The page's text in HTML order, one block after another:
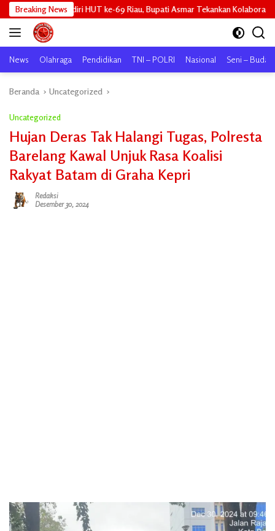
Langsung
ke
konten
Breaking News
HUT ke-69 Riau, Bupati Asmar Tekankan Kolaborasi dan Pemerataan
News Olahraga Pendidikan TNI – POLRI Nasional Seni –
Beranda Uncategorized
Uncategorized
Hujan Deras Tak Halangi Tugas, Polresta
Barelang Kawal Unjuk Rasa Koalisi
Rakyat Batam di Graha Kepri
Redaksi
Desember 30, 2024